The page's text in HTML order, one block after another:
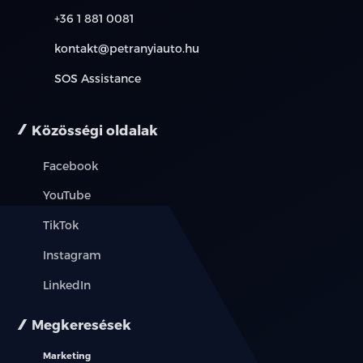
rendszer,
7 légzsák (vezető és utasoldali + első sori oldal-és
függönylégzsákok + középső légzsák)
tükörnél
Mechanikus gyerekzár
+36 1 881 0081
kontakt@petranyiauto.hu
SOS Assistance
Közösségi oldalak
Facebook
YouTube
TikTok
Instagram
LinkedIn
Megkeresések
Marketing